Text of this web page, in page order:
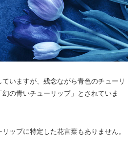
いますが、残念ながら青色のチューリ
の青いチューリップ」とされていま
ップに特定した花言葉もありません。